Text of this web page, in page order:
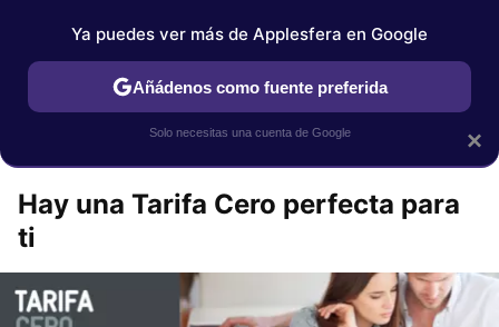
marca que se menciona
Espacio MÁSMÓV!L
Hay una Tarifa Cero perfecta para
ti
×
Ya puedes ver más de Applesfera en Google
Añádenos como fuente preferida
Solo necesitas una cuenta de Google